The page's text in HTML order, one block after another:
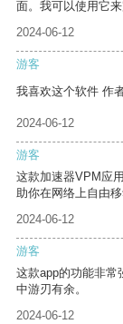
面。我可以使用它
2024-06-12
游客
我喜欢这个软件 作
2024-06-12
游客
这款加速器VPM应
助你在网络上自由移
2024-06-12
游客
这款app的功能非常
中游刃有余。
2024-06-12